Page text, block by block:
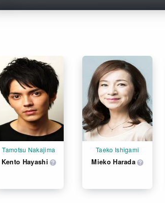
閉じる
Tamotsu Nakajima
Kento Hayashi
Taeko Ishigami
Mieko Harada